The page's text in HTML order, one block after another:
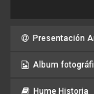
Presentación
Album
Hume Historia